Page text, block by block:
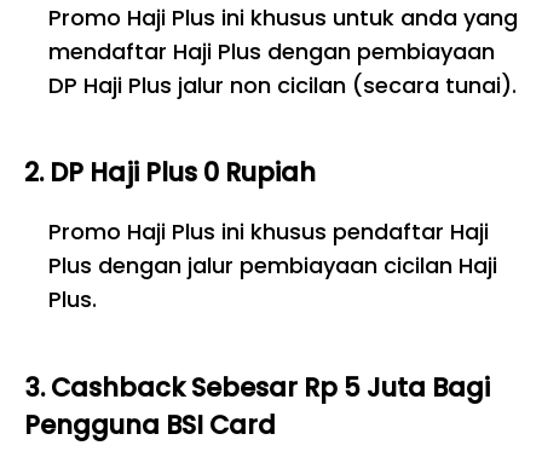
Promo Haji Plus ini khusus untuk anda yang
mendaftar Haji Plus dengan pembiayaan
DP Haji Plus jalur non cicilan (secara tunai).
2. DP Haji Plus 0 Rupiah
Promo Haji Plus ini khusus pendaftar Haji
Plus dengan jalur pembiayaan cicilan Haji
Plus.
3. Cashback Sebesar Rp 5 Juta Bagi
Pengguna BSI Card